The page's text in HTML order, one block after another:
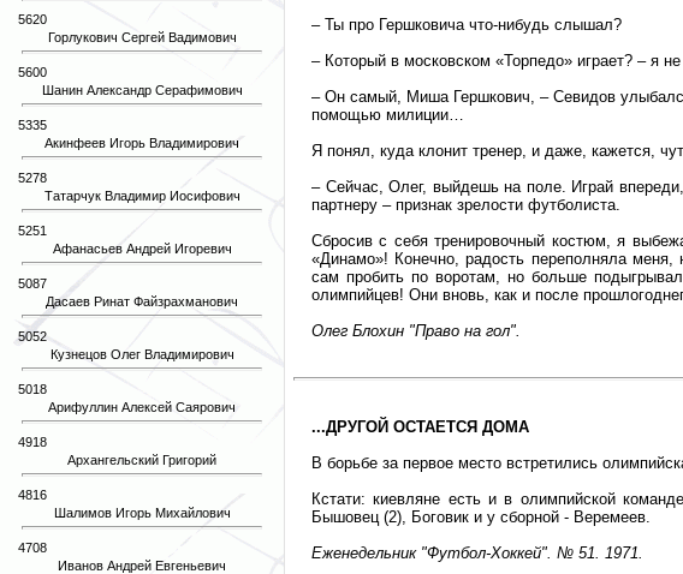
5620
Горлукович Сергей Вадимович
5600
Шанин Александр Серафимович
5335
Акинфеев Игорь Владимирович
5278
Татарчук Владимир Иосифович
5251
Афанасьев Андрей Игоревич
5087
Дасаев Ринат Файзрахманович
5052
Кузнецов Олег Владимирович
5018
Арифуллин Алексей Саярович
4918
Архангельский Григорий
4816
Шалимов Игорь Михайлович
4708
Иванов Андрей Евгеньевич
– Ты про Гершковича что-нибудь слышал?
– Который в московском «Торпедо» играет? – я
– Он самый, Миша Гершкович, – Севидов
помощью милиции…
Я понял, куда клонит тренер, и даже, кажется,
– Сейчас, Олег, выйдешь на поле. Играй
партнеру – признак зрелости футболиста.
Сбросив с себя тренировочный костюм, я
«Динамо»! Конечно, радость переполняла
сам пробить по воротам, но больше
олимпийцев! Они вновь, как и после
Олег Блохин "Право на гол".
...ДРУГОЙ ОСТАЕТСЯ ДОМА
В борьбе за первое место встретились
Кстати: киевляне есть и в олимпийской
Бышовец (2), Боговик и у сборной - Веремеев.
Еженедельник "Футбол-Хоккей". № 51. 1971.